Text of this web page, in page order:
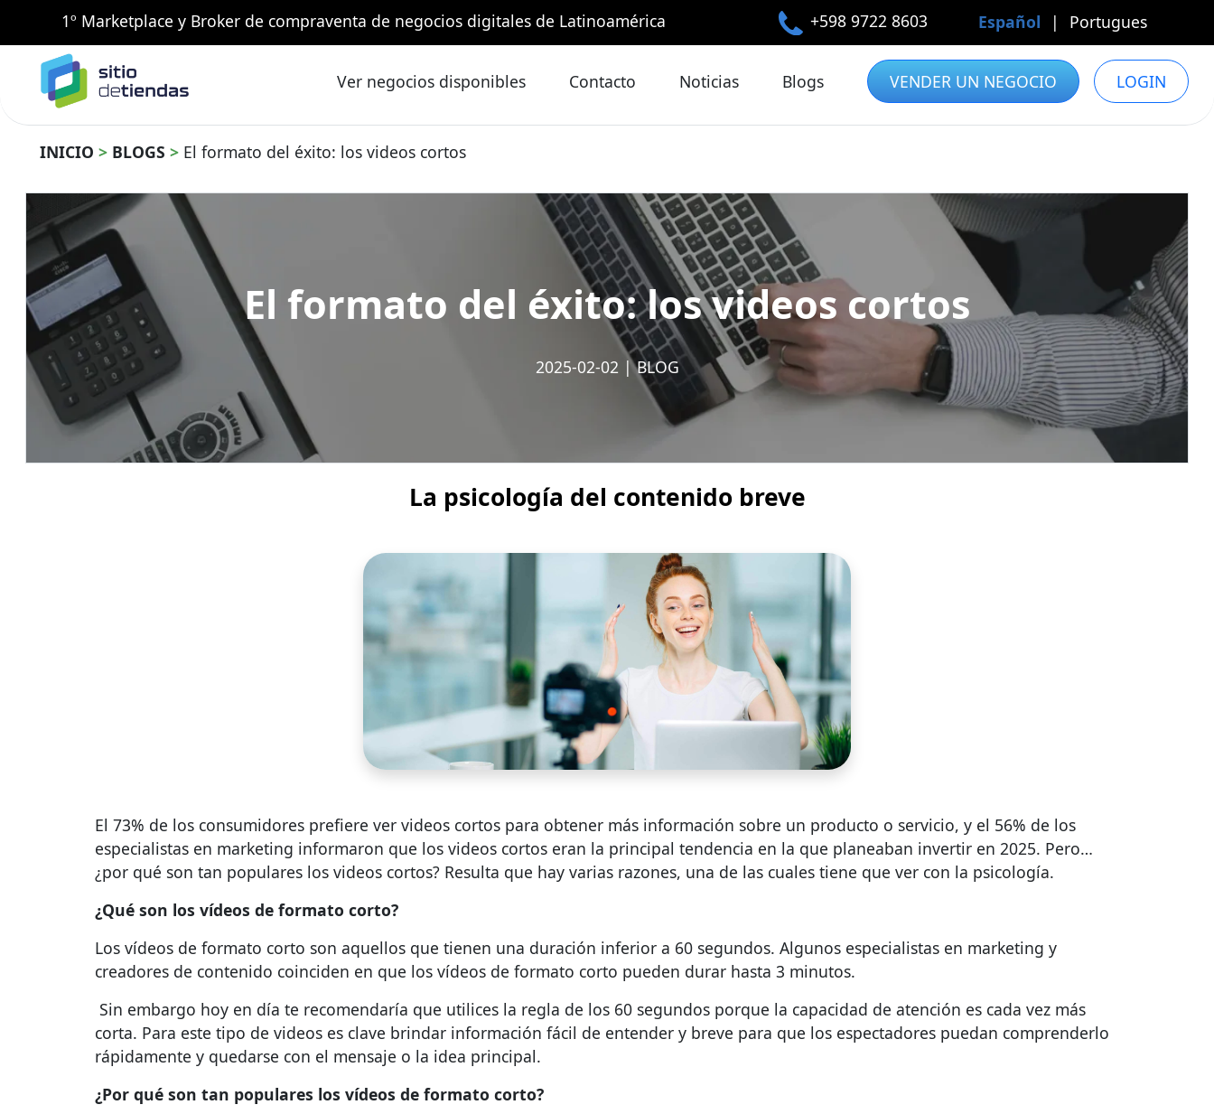
1º Marketplace y Broker de compraventa de negocios digitales de Latinoamérica +598 9722 8603 Español | Portugues
Ver negocios disponibles Contacto Noticias Blogs VENDER UN NEGOCIO LOGIN
INICIO > BLOGS > El formato del éxito: los videos cortos
El formato del éxito: los videos cortos
2025-02-02 |BLOG
La psicología del contenido breve
El 73% de los consumidores prefiere ver videos cortos para obtener más información sobre un producto o servicio, y el 56% de los
especialistas en marketing informaron que los videos cortos eran la principal tendencia en la que planeaban invertir en 2025. Pero…
¿por qué son tan populares los videos cortos? Resulta que hay varias razones, una de las cuales tiene que ver con la psicología.
¿Qué son los vídeos de formato corto?
Los vídeos de formato corto son aquellos que tienen una duración inferior a 60 segundos. Algunos especialistas en marketing y
creadores de contenido coinciden en que los vídeos de formato corto pueden durar hasta 3 minutos.
Sin embargo hoy en día te recomendaría que utilices la regla de los 60 segundos porque la capacidad de atención es cada vez más
corta. Para este tipo de videos es clave brindar información fácil de entender y breve para que los espectadores puedan comprenderlo
rápidamente y quedarse con el mensaje o la idea principal.
¿Por qué son tan populares los vídeos de formato corto?